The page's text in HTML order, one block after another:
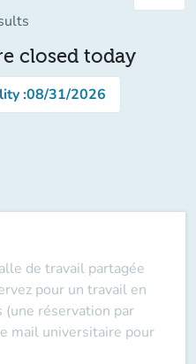
closed today
:08/31/2026
de travail partagée
pour un travail en
(une réservation par
mail universitaire pour